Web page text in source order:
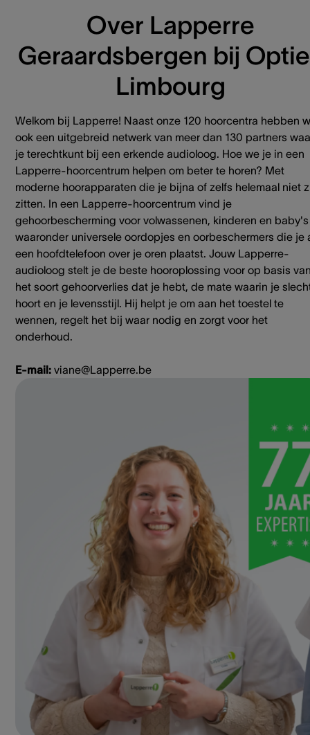
Over Lapperre
Geraardsbergen bij
Limbourg
Welkom bij Lapperre! Naast onze 120 hoorcentra hebben
ook een uitgebreid netwerk van meer dan 130 partners
je terechtkunt bij een erkende audioloog. Hoe we je in een
Lapperre-hoorcentrum helpen om beter te horen? Met
moderne hoorapparaten die je bijna of zelfs helemaal niet
zitten. In een Lapperre-hoorcentrum vind je
gehoorbescherming voor volwassenen, kinderen en baby's
waaronder universele oordopjes en oorbeschermers die je
een hoofdtelefoon over je oren plaatst. Jouw Lapperre-
audioloog stelt je de beste hooroplossing voor op basis
het soort gehoorverlies dat je hebt, de mate waarin je
hoort en je levensstijl. Hij helpt je om aan het toestel te
wennen, regelt het bij waar nodig en zorgt voor het
onderhoud.
E-mail: viane@Lapperre.be